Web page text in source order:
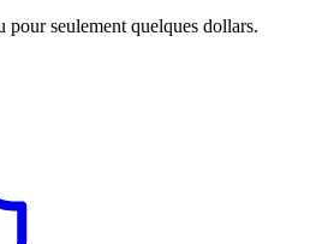
seulement quelques dollars.